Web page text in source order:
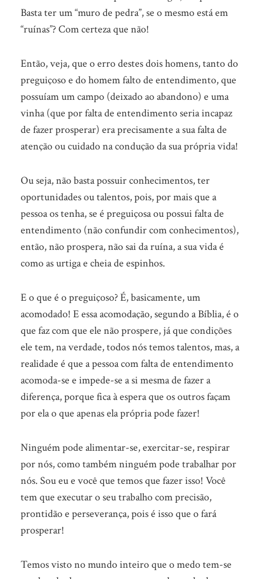
Basta ter um “muro de pedra”, se o mesmo está em
“ruínas”? Com certeza que não!
Então, veja, que o erro destes dois homens, tanto do
preguiçoso e do homem falto de entendimento, que
possuíam um campo (deixado ao abandono) e uma
vinha (que por falta de entendimento seria incapaz
de fazer prosperar) era precisamente a sua falta de
atenção ou cuidado na condução da sua própria vida!
Ou seja, não basta possuir conhecimentos, ter
oportunidades ou talentos, pois, por mais que a
pessoa os tenha, se é preguiçosa ou possui falta de
entendimento (não confundir com conhecimentos),
então, não prospera, não sai da ruína, a sua vida é
como as urtiga e cheia de espinhos.
E o que é o preguiçoso? É, basicamente, um
acomodado! E essa acomodação, segundo a Bíblia, é o
que faz com que ele não prospere, já que condições
ele tem, na verdade, todos nós temos talentos, mas, a
realidade é que a pessoa com falta de entendimento
acomoda-se e impede-se a si mesma de fazer a
diferença, porque fica à espera que os outros façam
por ela o que apenas ela própria pode fazer!
Ninguém pode alimentar-se, exercitar-se, respirar
por nós, como também ninguém pode trabalhar por
nós. Sou eu e você que temos que fazer isso! Você
tem que executar o seu trabalho com precisão,
prontidão e perseverança, pois é isso que o fará
prosperar!
Temos visto no mundo inteiro que o medo tem-se